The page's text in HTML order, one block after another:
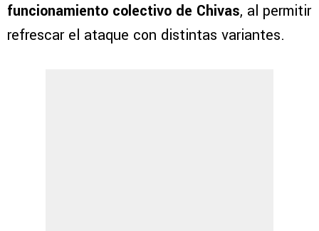
funcionamiento colectivo de Chivas, al permitir
refrescar el ataque con distintas variantes.